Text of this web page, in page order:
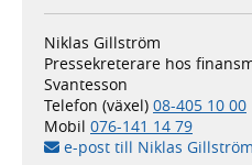
Niklas Gillström
Pressekreterare hos
Svantesson
Telefon (växel) 08-405 10 00
Mobil 076-141 14 79
e-post till Niklas Gillström